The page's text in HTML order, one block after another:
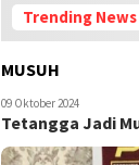
Trending News
MUSUH
09 Oktober 2024
Tetangga Jadi